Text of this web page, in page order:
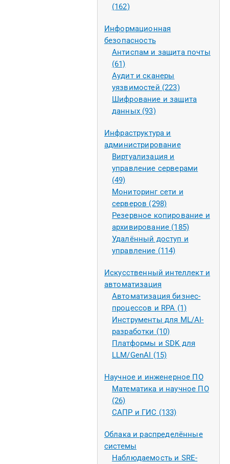
(162)
Информационная
безопасность
Антиспам и защита почты
(61)
Аудит и сканеры
уязвимостей (223)
Шифрование и защита
данных (93)
Инфраструктура и
администрирование
Виртуализация и
управление серверами
(49)
Мониторинг сети и
серверов (298)
Резервное копирование и
архивирование (185)
Удалённый доступ и
управление (114)
Искусственный интеллект и
автоматизация
Автоматизация бизнес-
процессов и RPA (1)
Инструменты для ML/AI-
разработки (10)
Платформы и SDK для
LLM/GenAI (15)
Научное и инженерное ПО
Математика и научное ПО
(26)
САПР и ГИС (133)
Облака и распределённые
системы
Наблюдаемость и SRE-